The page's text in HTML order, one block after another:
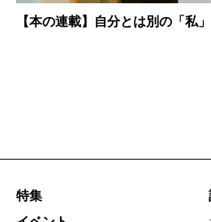
【本の連載】自分とは別の「私
特集